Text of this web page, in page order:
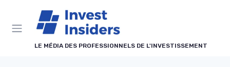
LE MÉDIA DES PROFESSIONNELS DE L'INVESTISSEMENT